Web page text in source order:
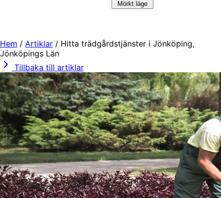
Mörkt läge
Hem / Artiklar / Hitta trädgårdstjänster i Jönköping,
Jönköpings Län
Tillbaka till artiklar